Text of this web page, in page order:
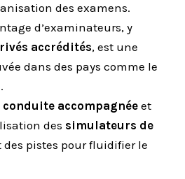
des examens.
d’examinateurs, y
accrédités, est une
dans des pays comme le
.
conduite accompagnée et
des simulateurs de
des pistes pour fluidifier le